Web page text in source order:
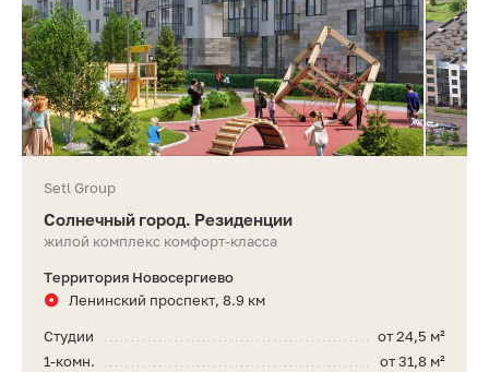
Setl Group
Солнечный город. Резиденции
жилой комплекс комфорт-класса
Территория Новосергиево
Ленинский проспект, 8.9 км
от 24,5 м²
Студии
от 31,8 м²
1-комн.